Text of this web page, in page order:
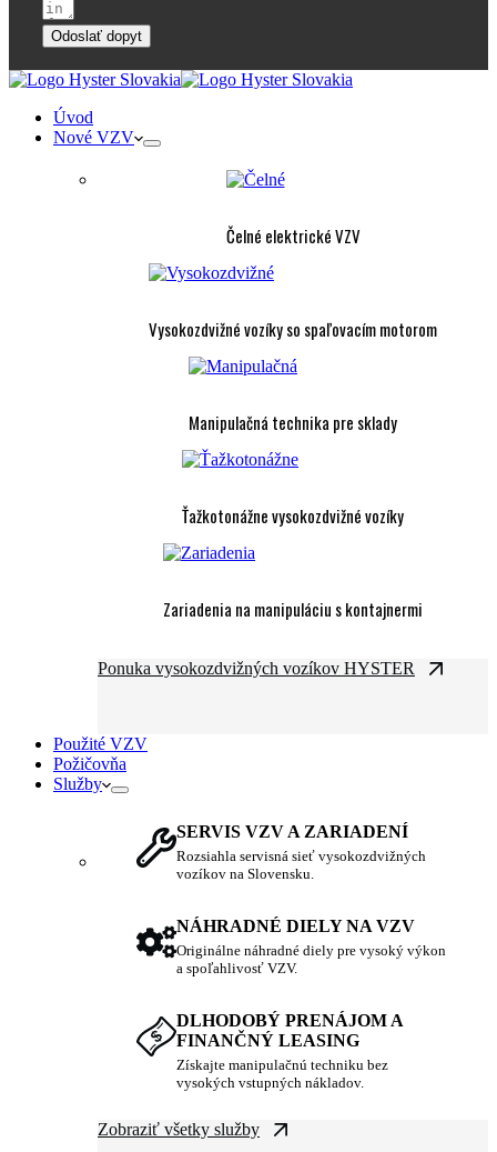
Odoslať dopyt
Úvod
Nové VZV
Čelné elektrické VZV
Vysokozdvižné vozíky so spaľovacím motorom
Manipulačná technika pre sklady
Ťažkotonážne vysokozdvižné vozíky
Zariadenia na manipuláciu s kontajnermi
Ponuka vysokozdvižných vozíkov HYSTER
Použité VZV
Požičovňa
Služby
SERVIS VZV A ZARIADENÍ
Rozsiahla servisná sieť vysokozdvižných
vozíkov na Slovensku.
NÁHRADNÉ DIELY NA VZV
Originálne náhradné diely pre vysoký výkon
a spoľahlivosť VZV.
DLHODOBÝ PRENÁJOM A
FINANČNÝ LEASING
Získajte manipulačnú techniku bez
vysokých vstupných nákladov.
Zobraziť všetky služby